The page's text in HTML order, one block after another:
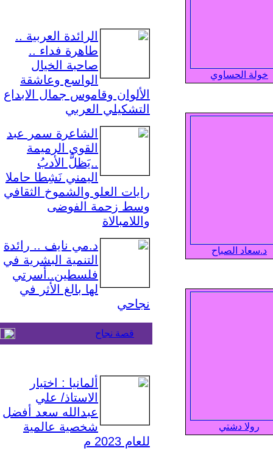
خولة الحساوي
د.سعاد الصباح
رولا دشتي
الرائدة العربية ..
طاهرة فداء ..
صاحبة الخيال
الواسع وعاشقة
الألوان وقاموس جمال الابداع
التشكيلي العربي
الشاعرة سمر عبد
القوي الرميمة
..يَظلُّ الأدبُ
اليمني نَشِطا حاملا
رايات العلو والشموخ الثقافي
وسط زحمة الفوضى
واللامبالاة
د.مي نايف .. رائدة
التنمية البشرية في
فلسطين..أسرتي
لها بالغ الأثر في
نجاحي
قصة نجاح
ألمانيا : اختيار
الاستاذ/ علي
عبدالله سعد أفضل
شخصية عالمية
للعام 2023 م